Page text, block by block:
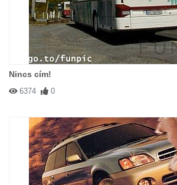
Nincs cím!
6374 0